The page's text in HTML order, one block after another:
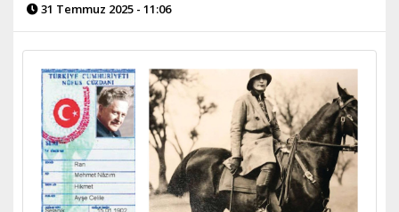
31 Temmuz 2025 - 11:06